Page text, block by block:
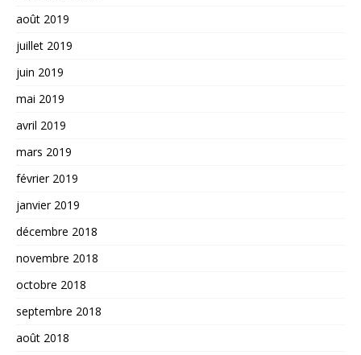
août 2019
juillet 2019
juin 2019
mai 2019
avril 2019
mars 2019
février 2019
janvier 2019
décembre 2018
novembre 2018
octobre 2018
septembre 2018
août 2018